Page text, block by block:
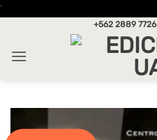
'Saltar
+562 2889 7726